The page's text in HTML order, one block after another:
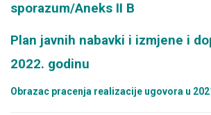
sporazum/Aneks II B
Plan javnih nabavki i izmjene i
2022. godinu
Obrazac pracenja realizacije ugovora u